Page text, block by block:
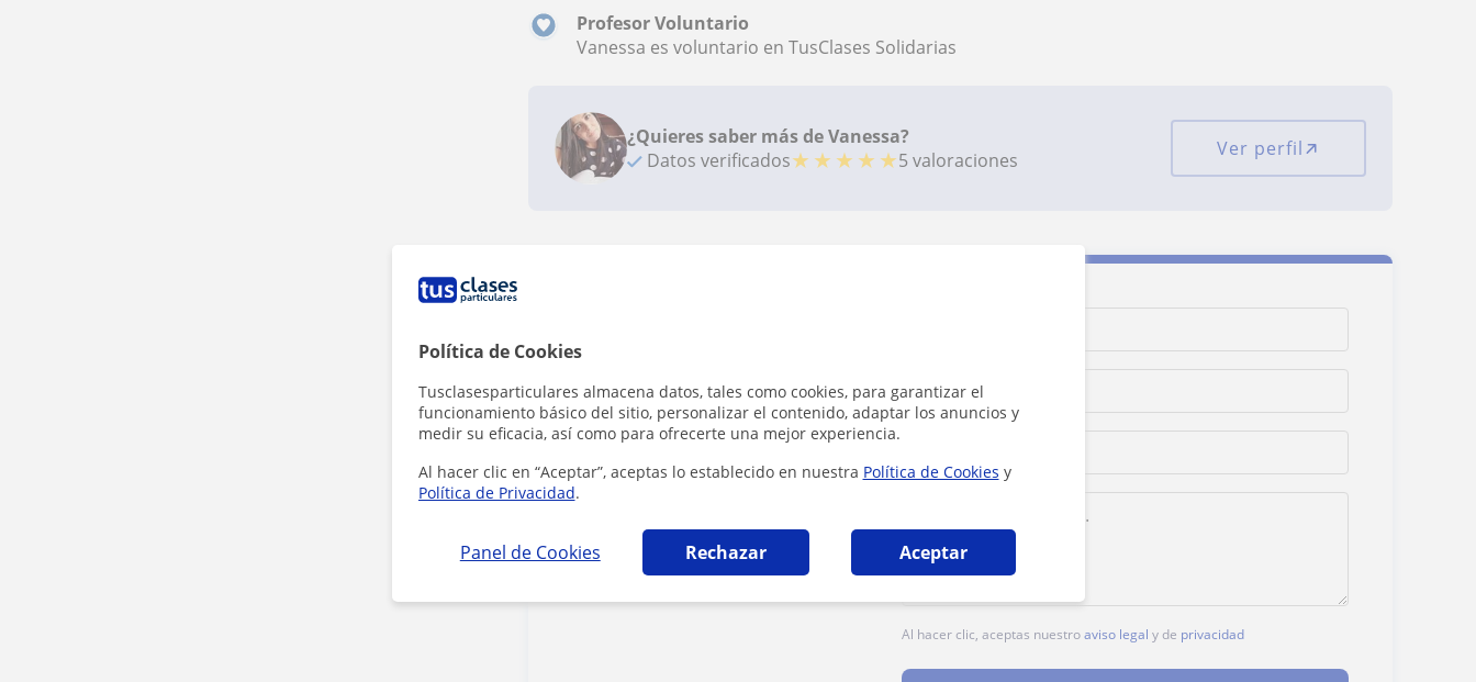
Política de Cookies
Tusclasesparticulares almacena datos, tales como cookies, para garantizar el
funcionamiento básico del sitio, personalizar el contenido, adaptar los anuncios y
medir su eficacia, así como para ofrecerte una mejor experiencia.
Al hacer clic en “Aceptar”, aceptas lo establecido en nuestra Política de Cookies y
Política de Privacidad.
Panel de Cookies Rechazar Aceptar
Profesor Voluntario
Vanessa es voluntario en TusClases Solidarias
¿Quieres saber más de Vanessa?
Datos verificados★ ★ ★ ★ ★5 valoraciones Ver perfil
Tarifa 10€/h
Al hacer clic, aceptas nuestroaviso legal y de privacidad